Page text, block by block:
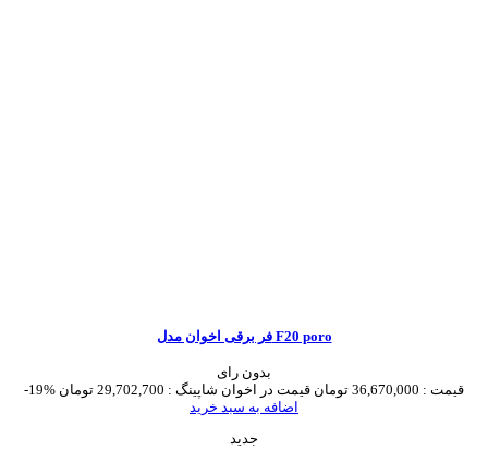
فر برقی اخوان مدل F20 poro
بدون رای
-19%
قیمت : 36,670,000 تومان قیمت در اخوان شاپینگ : 29,702,700 تومان
اضافه به سبد خرید
جدید